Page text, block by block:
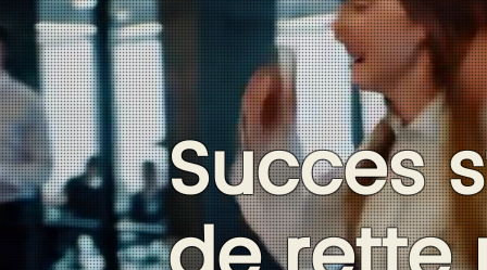
Succes